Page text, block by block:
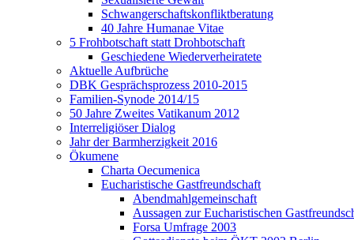
Schwangerschaftskonfliktberatung
40 Jahre Humanae Vitae
5 Frohbotschaft statt Drohbotschaft
Geschiedene Wiederverheiratete
Aktuelle Aufbrüche
DBK Gesprächsprozess 2010-2015
Familien-Synode 2014/15
50 Jahre Zweites Vatikanum 2012
Interreligiöser Dialog
Jahr der Barmherzigkeit 2016
Ökumene
Charta Oecumenica
Eucharistische Gastfreundschaft
Abendmahlgemeinschaft
Aussagen zur Eucharistischen
Forsa Umfrage 2003